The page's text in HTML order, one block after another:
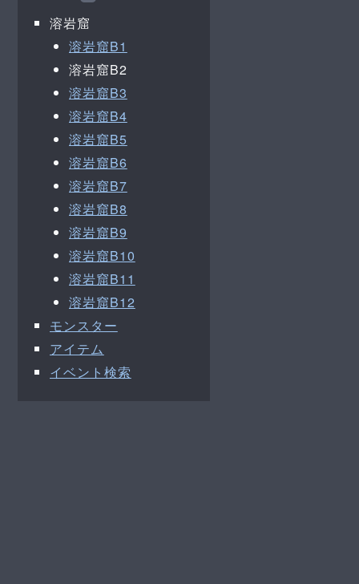
溶岩窟
溶岩窟B1
溶岩窟B2
溶岩窟B3
溶岩窟B4
溶岩窟B5
溶岩窟B6
溶岩窟B7
溶岩窟B8
溶岩窟B9
溶岩窟B10
溶岩窟B11
溶岩窟B12
モンスター
アイテム
イベント検索